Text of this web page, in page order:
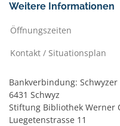
Weitere Informationen
Öffnungszeiten
Kontakt / Situationsplan
Bankverbindung:
6431 Schwyz
Stiftung Bibliothek Werner
Luegetenstrasse 11